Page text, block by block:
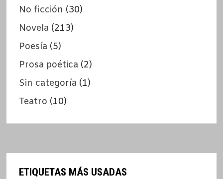
No ficción (30)
Novela (213)
Poesía (5)
Prosa poética (2)
Sin categoría (1)
Teatro (10)
ETIQUETAS MÁS USADAS